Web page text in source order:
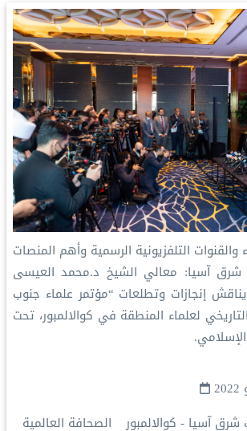
والقنوات التلفزيونية الرسمية وأهم المنصات
شرق آسيا: ‏معالي الشيخ د.محمد العيسى‬⁩
إنجازات وتطلعات “مؤتمر علماء جنوب
لعلماء المنطقة في كوالالمبور‬⁩، تحت
آسيا - كوالالمبور
الصحافة العالمية